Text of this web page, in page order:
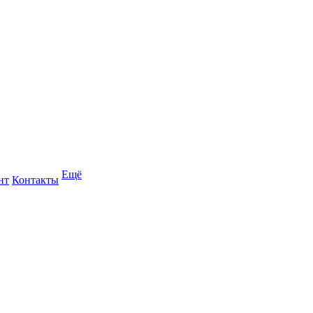
Контакты Ещё